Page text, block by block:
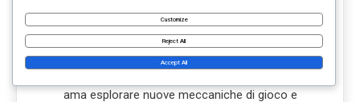
condivide le sue intuizioni sul suo blog,
aiutando altri giocatori a migliorare la loro
esperienza di gioco. Quando non gioca, Talia
ama esplorare nuove meccaniche di gioco e
Customize
Reject All
Accept All